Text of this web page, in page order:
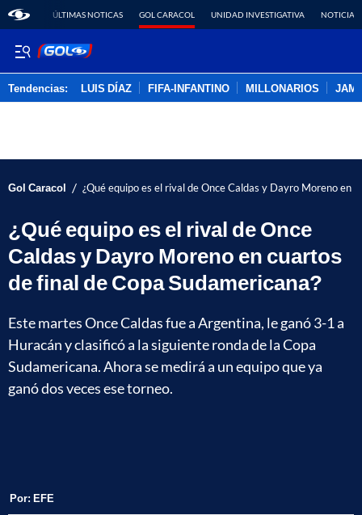
ÚLTIMAS NOTICAS GOL CARACOL UNIDAD INVESTIGATIVA NOTICIAS
Tendencias: LUIS DÍAZ FIFA-INFANTINO MILLONARIOS
Gol Caracol / ¿Qué equipo es el rival de Once Caldas y Dayro Moreno en
¿Qué equipo es el rival de Once
Caldas y Dayro Moreno en cuartos
de final de Copa Sudamericana?
Este martes Once Caldas fue a Argentina, le ganó 3-1 a
Huracán y clasificó a la siguiente ronda de la Copa
Sudamericana. Ahora se medirá a un equipo que ya
ganó dos veces ese torneo.
Por: EFE